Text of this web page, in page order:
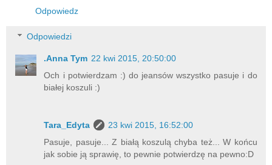
Odpowiedz
Odpowiedzi
.Anna Tym 22 kwi 2015, 20:50:00
Och i potwierdzam :) do jeansów wszystko pasuje i do
białej koszuli :)
Tara_Edyta
23 kwi 2015, 16:52:00
Pasuje, pasuje... Z białą koszulą chyba też... W końcu
jak sobie ją sprawię, to pewnie potwierdzę na pewno:D